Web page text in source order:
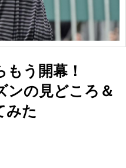
う開幕！
ンの見どころ＆
みた